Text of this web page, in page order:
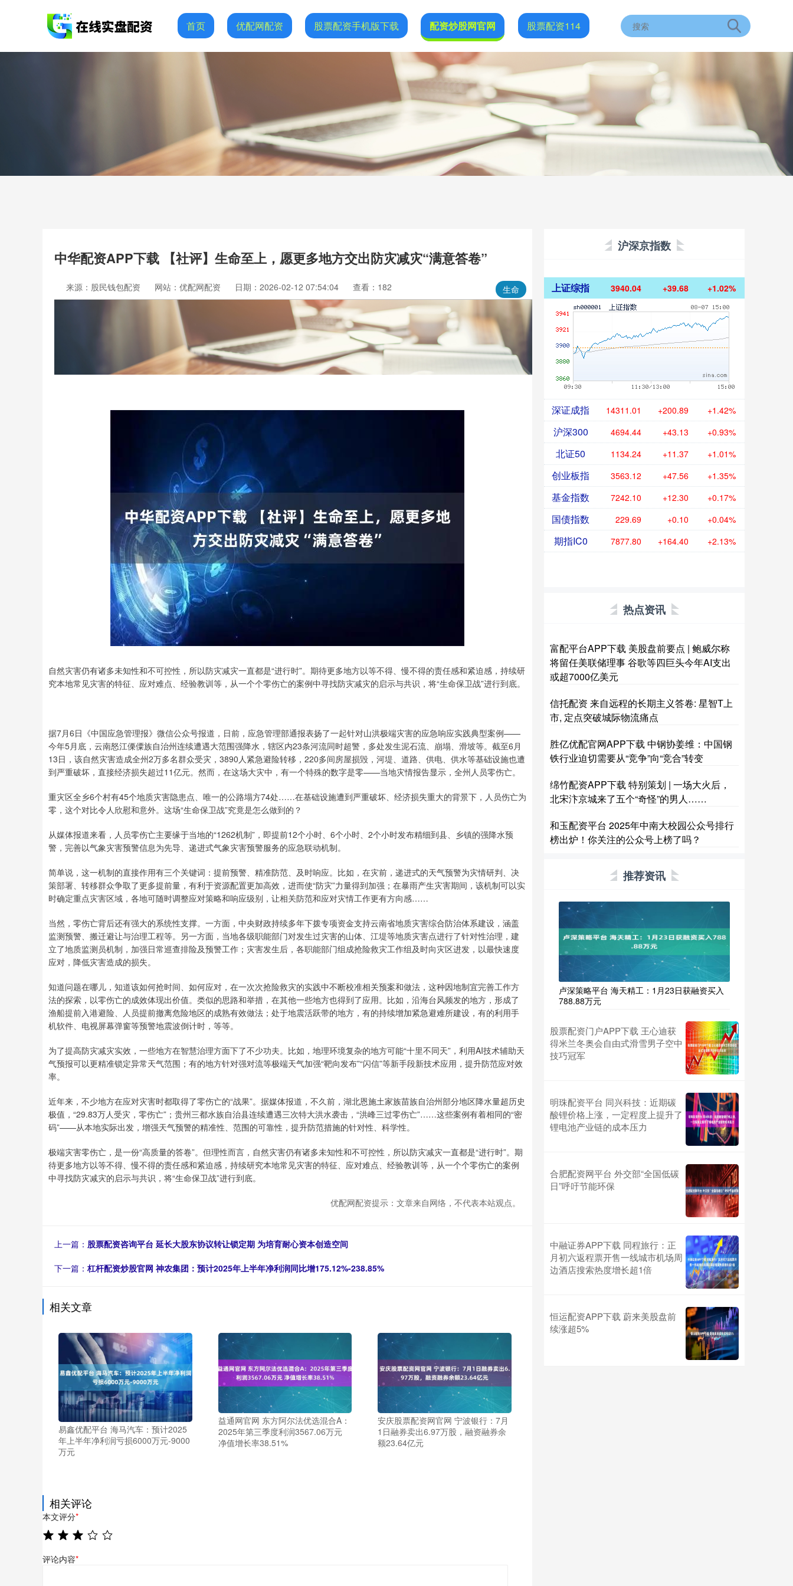
首页 优配网配资 股票配资手机版下载 配资炒股网官网 股票配资114
中华配资APP下载 【社评】生命至上，愿更多地方交出防灾减灾“满意答卷”
生命
来源：股民钱包配资 网站：优配网配资 日期：2026-02-12 07:54:04 查看：182
自然灾害仍有诸多未知性和不可控性，所以防灾减灾一直都是“进行时”。期待更多地方以等不得、慢不得的责任感和紧迫感，持续研
究本地常见灾害的特征、应对难点、经验教训等，从一个个零伤亡的案例中寻找防灾减灾的启示与共识，将“生命保卫战”进行到底。
据7月6日《中国应急管理报》微信公众号报道，日前，应急管理部通报表扬了一起针对山洪极端灾害的应急响应实践典型案例——
今年5月底，云南怒江傈僳族自治州连续遭遇大范围强降水，辖区内23条河流同时超警，多处发生泥石流、崩塌、滑坡等。截至6月
13日，该自然灾害造成全州2万多名群众受灾，3890人紧急避险转移，220多间房屋损毁，河堤、道路、供电、供水等基础设施也遭
到严重破坏，直接经济损失超过11亿元。然而，在这场大灾中，有一个特殊的数字是零——当地灾情报告显示，全州人员零伤亡。
重灾区全乡6个村有45个地质灾害隐患点、唯一的公路塌方74处……在基础设施遭到严重破坏、经济损失重大的背景下，人员伤亡为
零，这个对比令人欣慰和意外。这场“生命保卫战”究竟是怎么做到的？
从媒体报道来看，人员零伤亡主要缘于当地的“1262机制”，即提前12个小时、6个小时、2个小时发布精细到县、乡镇的强降水预
警，完善以气象灾害预警信息为先导、递进式气象灾害预警服务的应急联动机制。
简单说，这一机制的直接作用有三个关键词：提前预警、精准防范、及时响应。比如，在灾前，递进式的天气预警为灾情研判、决
策部署、转移群众争取了更多提前量，有利于资源配置更加高效，进而使“防灾”力量得到加强；在暴雨产生灾害期间，该机制可以实
时确定重点灾害区域，各地可随时调整应对策略和响应级别，让相关防范和应对灾情工作更有方向感……
当然，零伤亡背后还有强大的系统性支撑。一方面，中央财政持续多年下拨专项资金支持云南省地质灾害综合防治体系建设，涵盖
监测预警、搬迁避让与治理工程等。另一方面，当地各级职能部门对发生过灾害的山体、江堤等地质灾害点进行了针对性治理，建
立了地质监测员机制，加强日常巡查排险及预警工作；灾害发生后，各职能部门组成抢险救灾工作组及时向灾区进发，以最快速度
应对，降低灾害造成的损失。
知道问题在哪儿，知道该如何抢时间、如何应对，在一次次抢险救灾的实践中不断校准相关预案和做法，这种因地制宜完善工作方
法的探索，以零伤亡的成效体现出价值。类似的思路和举措，在其他一些地方也得到了应用。比如，沿海台风频发的地方，形成了
渔船提前入港避险、人员提前撤离危险地区的成熟有效做法；处于地震活跃带的地方，有的持续增加紧急避难所建设，有的利用手
机软件、电视屏幕弹窗等预警地震波倒计时，等等。
为了提高防灾减灾实效，一些地方在智慧治理方面下了不少功夫。比如，地理环境复杂的地方可能“十里不同天”，利用AI技术辅助天
气预报可以更精准锁定异常天气范围；有的地方针对强对流等极端天气加强“靶向发布”“闪信”等新手段新技术应用，提升防范应对效
率。
近年来，不少地方在应对灾害时都取得了零伤亡的“战果”。据媒体报道，不久前，湖北恩施土家族苗族自治州部分地区降水量超历史
极值，“29.83万人受灾，零伤亡”；贵州三都水族自治县连续遭遇三次特大洪水袭击，“洪峰三过零伤亡”……这些案例有着相同的“密
码”——从本地实际出发，增强天气预警的精准性、范围的可靠性，提升防范措施的针对性、科学性。
极端灾害零伤亡，是一份“高质量的答卷”。但理性而言，自然灾害仍有诸多未知性和不可控性，所以防灾减灾一直都是“进行时”。期
待更多地方以等不得、慢不得的责任感和紧迫感，持续研究本地常见灾害的特征、应对难点、经验教训等，从一个个零伤亡的案例
中寻找防灾减灾的启示与共识，将“生命保卫战”进行到底。
优配网配资提示：文章来自网络，不代表本站观点。
上一篇： 股票配资咨询平台 延长大股东协议转让锁定期 为培育耐心资本创造空间
下一篇： 杠杆配资炒股官网 神农集团：预计2025年上半年净利润同比增175.12%-238.85%
相关文章
易鑫优配平台 海马汽车：预计2025
年上半年净利润亏损6000万元-9000
万元
益通网官网 东方阿尔法优选混合A：
2025年第三季度利润3567.06万元
净值增长率38.51%
安庆股票配资网官网 宁波银行：7月
1日融券卖出6.97万股，融资融券余
额23.64亿元
相关评论
本文评分*
评论内容*
沪深京指数
上证综指 3940.04 +39.68 +1.02%
深证成指 14311.01 +200.89 +1.42%
沪深300 4694.44 +43.13 +0.93%
北证50 1134.24 +11.37 +1.01%
创业板指 3563.12 +47.56 +1.35%
基金指数 7242.10 +12.30 +0.17%
国债指数 229.69 +0.10 +0.04%
期指IC0 7877.80 +164.40 +2.13%
热点资讯
富配平台APP下载 美股盘前要点 | 鲍威尔称
将留任美联储理事 谷歌等四巨头今年AI支出
或超7000亿美元
信托配资 来自远程的长期主义答卷: 星智T上
市, 定点突破城际物流痛点
胜亿优配官网APP下载 中钢协姜维：中国钢
铁行业迫切需要从“竞争”向“竞合”转变
绵竹配资APP下载 特别策划 | 一场大火后，
北宋汴京城来了五个“奇怪”的男人……
和玉配资平台 2025年中南大校园公众号排行
榜出炉！你关注的公众号上榜了吗？
推荐资讯
卢深策略平台 海天精工：1月23日获融资买入
788.88万元
股票配资门户APP下载 王心迪获
得米兰冬奥会自由式滑雪男子空中
技巧冠军
明珠配资平台 同兴科技：近期碳
酸锂价格上涨，一定程度上提升了
锂电池产业链的成本压力
合肥配资网平台 外交部“全国低碳
日”呼吁节能环保
中融证券APP下载 同程旅行：正
月初六返程票开售一线城市机场周
边酒店搜索热度增长超1倍
恒运配资APP下载 蔚来美股盘前
续涨超5%